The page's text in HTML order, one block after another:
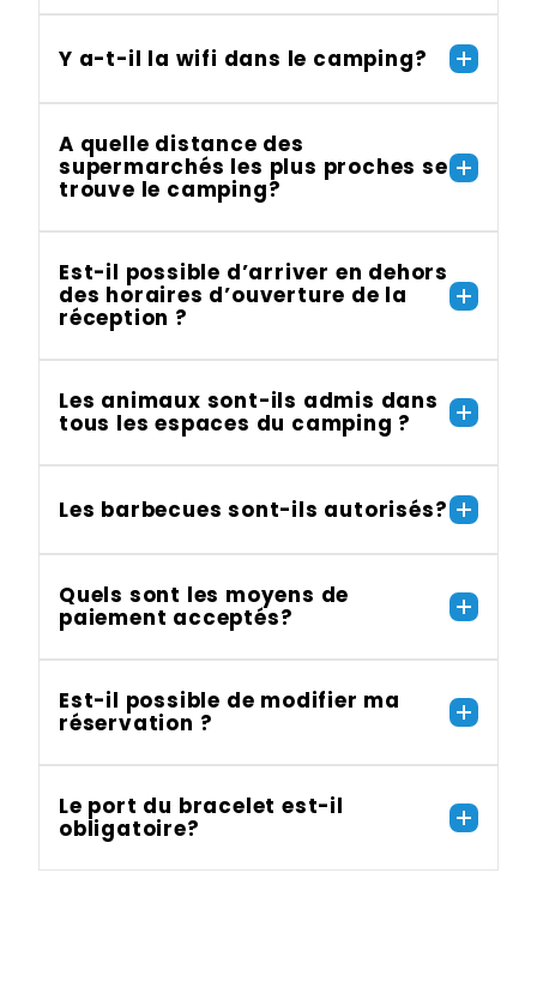
Y a-t-il la wifi dans le camping?
A quelle distance des
supermarchés les plus proches se
trouve le camping?
Est-il possible d’arriver en dehors
des horaires d’ouverture de la
réception ?
Les animaux sont-ils admis dans
tous les espaces du camping ?
Les barbecues sont-ils autorisés?
Quels sont les moyens de
paiement acceptés?
Est-il possible de modifier ma
réservation ?
Le port du bracelet est-il
obligatoire?